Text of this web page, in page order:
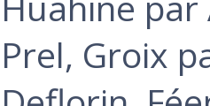
Prel, Groix